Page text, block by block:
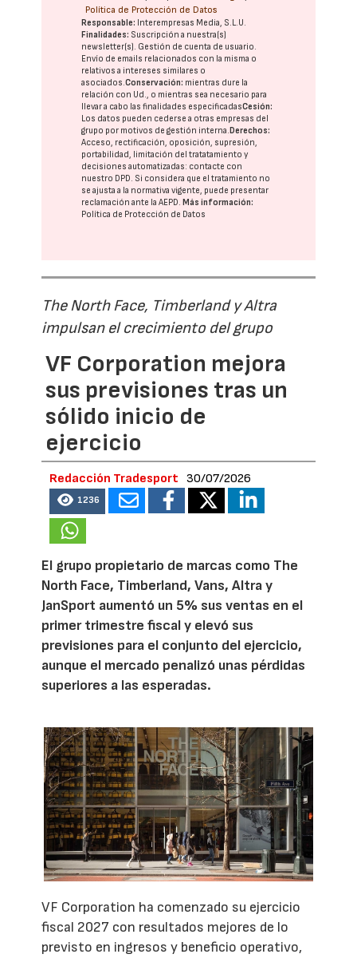
Política de Protección de Datos
Responsable: Interempresas Media, S.L.U.
Finalidades: Suscripción a nuestra(s)
newsletter(s). Gestión de cuenta de usuario.
Envío de emails relacionados con la misma o
relativos a intereses similares o
asociados.Conservación: mientras dure la
relación con Ud., o mientras sea necesario para
llevar a cabo las finalidades especificadasCesión:
Los datos pueden cederse a otras empresas del
grupo por motivos de gestión interna.Derechos:
Acceso, rectificación, oposición, supresión,
portabilidad, limitación del tratatamiento y
decisiones automatizadas: contacte con
nuestro DPD. Si considera que el tratamiento no
se ajusta a la normativa vigente, puede presentar
reclamación ante laAEPD.Más información:
Política de Protección de Datos
The North Face, Timberland y Altra
impulsan el crecimiento del grupo
VF Corporation mejora
sus previsiones tras un
sólido inicio de
ejercicio
Redacción Tradesport 30/07/2026
1236
El grupo propietario de marcas como The
North Face, Timberland, Vans, Altra y
JanSport aumentó un 5% sus ventas en el
primer trimestre fiscal y elevó sus
previsiones para el conjunto del ejercicio,
aunque el mercado penalizó unas pérdidas
superiores a las esperadas.
VF Corporation ha comenzado su ejercicio
fiscal 2027 con resultados mejores de lo
previsto en ingresos y beneficio operativo,